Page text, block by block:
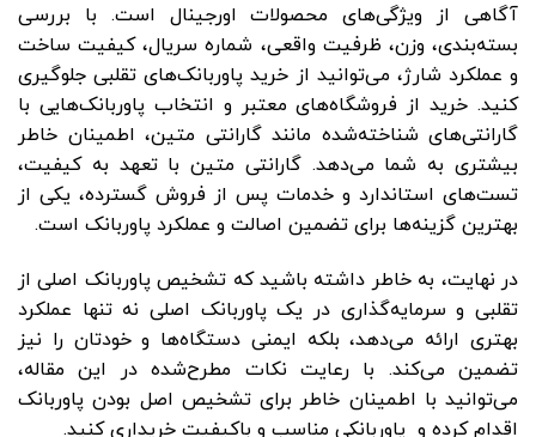
آگاهی از ویژگی‌های محصولات اورجینال است. با بررسی
بسته‌بندی، وزن، ظرفیت واقعی، شماره سریال، کیفیت ساخت
و عملکرد شارژ، می‌توانید از خرید پاوربانک‌های تقلبی جلوگیری
کنید. خرید از فروشگاه‌های معتبر و انتخاب پاوربانک‌هایی با
گارانتی‌های شناخته‌شده مانند گارانتی متین، اطمینان خاطر
بیشتری به شما می‌دهد. گارانتی متین با تعهد به کیفیت،
تست‌های استاندارد و خدمات پس از فروش گسترده، یکی از
بهترین گزینه‌ها برای تضمین اصالت و عملکرد پاوربانک است.
در نهایت، به خاطر داشته باشید که تشخیص پاوربانک اصلی از
تقلبی و سرمایه‌گذاری در یک پاوربانک اصلی نه تنها عملکرد
بهتری ارائه می‌دهد، بلکه ایمنی دستگاه‌ها و خودتان را نیز
تضمین می‌کند. با رعایت نکات مطرح‌شده در این مقاله،
می‌توانید با اطمینان خاطر برای تشخیص اصل بودن پاوربانک
اقدام کرده و پاوربانکی مناسب و باکیفیت خریداری کنید.